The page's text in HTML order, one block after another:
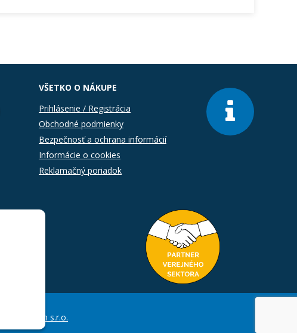
VŠETKO O NÁKUPE
Prihlásenie / Registrácia
Obchodné podmienky
Bezpečnosť a ochrana informácií
Informácie o cookies
Reklamačný poriadok
NextCom s.r.o.